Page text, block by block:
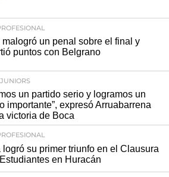
malogró un penal sobre el final y
puntos con Belgrano
un partido serio y logramos un
importante”, expresó Arruabarrena
victoria de Boca
logró su primer triunfo en el Clausura
en Huracán